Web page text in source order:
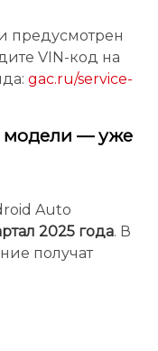
предусмотрен
VIN-код на
gac.ru/service-
модели — уже
Auto
2025 года. В
получат